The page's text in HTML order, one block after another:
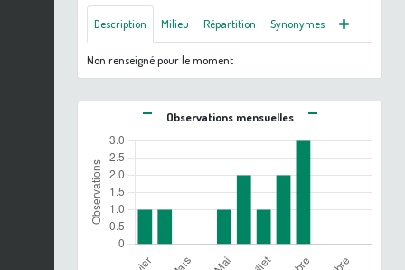
Description Milieu Répartition Synonymes
Non renseigné pour le moment
Observations mensuelles